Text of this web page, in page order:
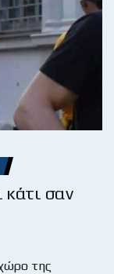
κάτι σαν
της